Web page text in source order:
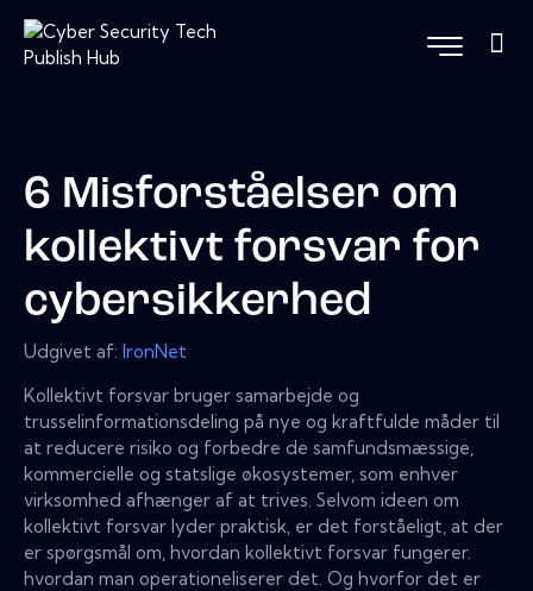
6 Misforståelser om
kollektivt forsvar for
cybersikkerhed
Udgivet af: IronNet
Kollektivt forsvar bruger samarbejde og
trusselinformationsdeling på nye og kraftfulde måder til
at reducere risiko og forbedre de samfundsmæssige,
kommercielle og statslige økosystemer, som enhver
virksomhed afhænger af at trives. Selvom ideen om
kollektivt forsvar lyder praktisk, er det forståeligt, at der
er spørgsmål om, hvordan kollektivt forsvar fungerer.
hvordan man operationeliserer det. Og hvorfor det er